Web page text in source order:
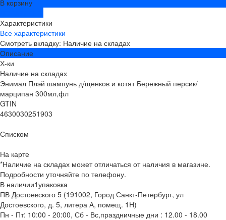
В корзину
Характеристики
Все характеристики
Смотреть вкладку: Наличие на складах
Описание
Х-ки
Наличие на складах
Энимал Плэй шампунь д/щенков и котят Бережный персик/
марципан 300мл,фл
GTIN
4630030251903
Списком
На карте
*Наличие на складах может отличаться от наличия в магазине.
Подробности уточняйте по телефону.
В наличии1упаковка
ПВ Достоевского 5 (191002, Город Санкт-Петербург, ул
Достоевского, д. 5, литера А, помещ. 1Н)
Пн - Пт: 10:00 - 20:00, Сб - Вс,праздничные дни : 12.00 - 18.00